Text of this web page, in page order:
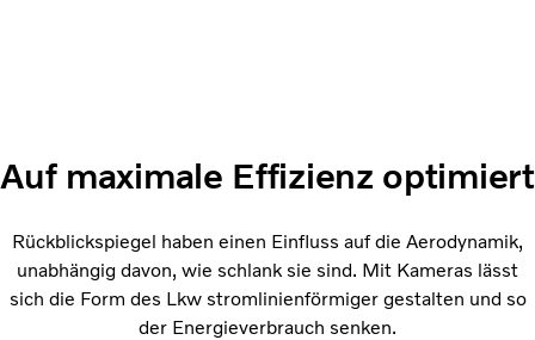
Auf maximale Effizienz optimiert
Rückblickspiegel haben einen Einfluss auf die Aerodynamik,
unabhängig davon, wie schlank sie sind. Mit Kameras lässt
sich die Form des Lkw stromlinienförmiger gestalten und so
der Energieverbrauch senken.